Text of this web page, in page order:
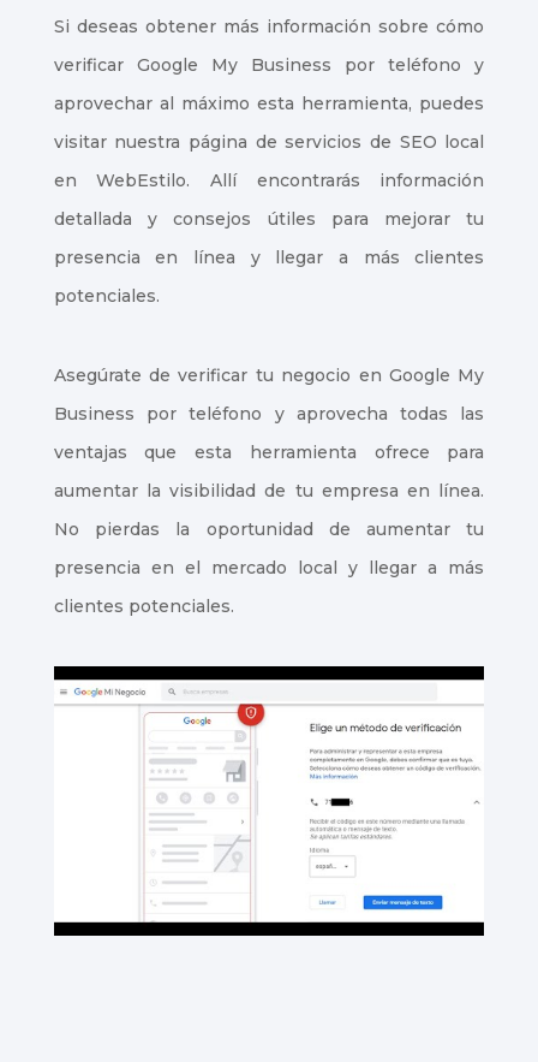
Si deseas obtener más información sobre cómo
verificar Google My Business por teléfono y
aprovechar al máximo esta herramienta, puedes
visitar nuestra página de servicios de SEO local
en WebEstilo. Allí encontrarás información
detallada y consejos útiles para mejorar tu
presencia en línea y llegar a más clientes
potenciales.
Asegúrate de verificar tu negocio en Google My
Business por teléfono y aprovecha todas las
ventajas que esta herramienta ofrece para
aumentar la visibilidad de tu empresa en línea.
No pierdas la oportunidad de aumentar tu
presencia en el mercado local y llegar a más
clientes potenciales.